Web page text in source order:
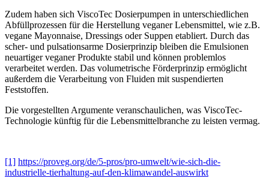
Zudem haben sich ViscoTec Dosierpumpen in unterschiedlichen
Abfüllprozessen für die Herstellung veganer Lebensmittel, wie z.B.
vegane Mayonnaise, Dressings oder Suppen etabliert. Durch das
scher- und pulsationsarme Dosierprinzip bleiben die Emulsionen
neuartiger veganer Produkte stabil und können problemlos
verarbeitet werden. Das volumetrische Förderprinzip ermöglicht
außerdem die Verarbeitung von Fluiden mit suspendierten
Feststoffen.
Die vorgestellten Argumente veranschaulichen, was ViscoTec-
Technologie künftig für die Lebensmittelbranche zu leisten vermag.
[1] https://proveg.org/de/5-pros/pro-umwelt/wie-sich-die-
industrielle-tierhaltung-auf-den-klimawandel-auswirkt